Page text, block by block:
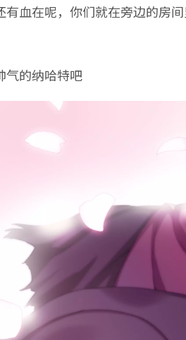
有血在呢，你们就在旁边的房
气的纳哈特吧